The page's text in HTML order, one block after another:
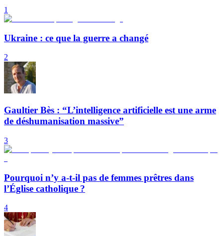
1
Ukraine : ce que la guerre a changé
2
Gaultier Bès : “L’intelligence artificielle est une arme
de déshumanisation massive”
3
Pourquoi n’y a-t-il pas de femmes prêtres dans
l’Église catholique ?
4